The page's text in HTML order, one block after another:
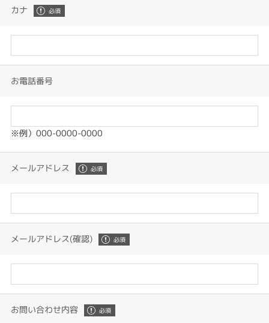
カナ
お電話番号
※例）000-0000-0000
メールアドレス
メールアドレス(確認)
お問い合わせ内容